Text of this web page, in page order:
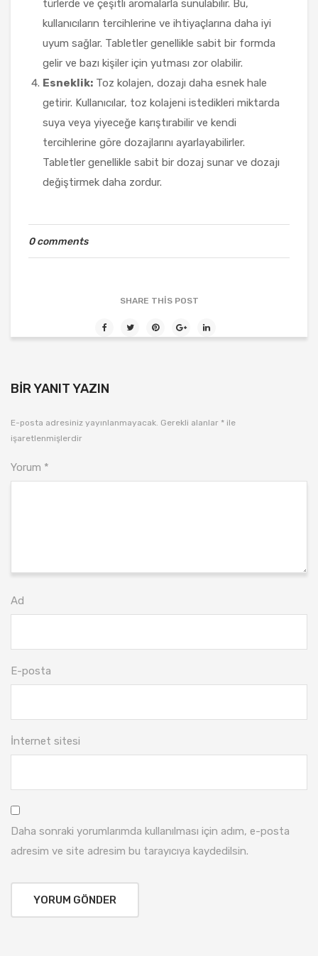
türlerde ve çeşitli aromalarla sunulabilir. Bu,
kullanıcıların tercihlerine ve ihtiyaçlarına daha iyi
uyum sağlar. Tabletler genellikle sabit bir formda
gelir ve bazı kişiler için yutması zor olabilir.
Esneklik: Toz kolajen, dozajı daha esnek hale
getirir. Kullanıcılar, toz kolajeni istedikleri miktarda
suya veya yiyeceğe karıştırabilir ve kendi
tercihlerine göre dozajlarını ayarlayabilirler.
Tabletler genellikle sabit bir dozaj sunar ve dozajı
değiştirmek daha zordur.
0 comments
SHARE THIS POST
BIR YANIT YAZIN
E-posta adresiniz yayınlanmayacak. Gerekli alanlar * ile
işaretlenmişlerdir
Yorum *
Ad
E-posta
İnternet sitesi
Daha sonraki yorumlarımda kullanılması için adım, e-posta
adresim ve site adresim bu tarayıcıya kaydedilsin.